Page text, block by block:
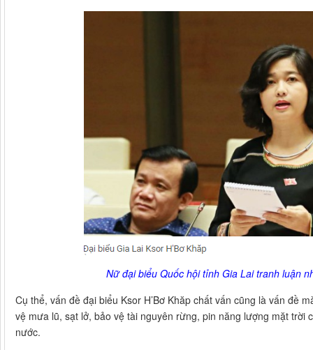
Nữ đại biểu Quốc hội tỉnh Gia Lai tranh luận
Cụ thể, vấn đề đại biểu Ksor H’Bơ Khăp chất vấn cũng là vấn đề
vệ mưa lũ, sạt lở, bảo vệ tài nguyên rừng, pin năng lượng mặt
nước.